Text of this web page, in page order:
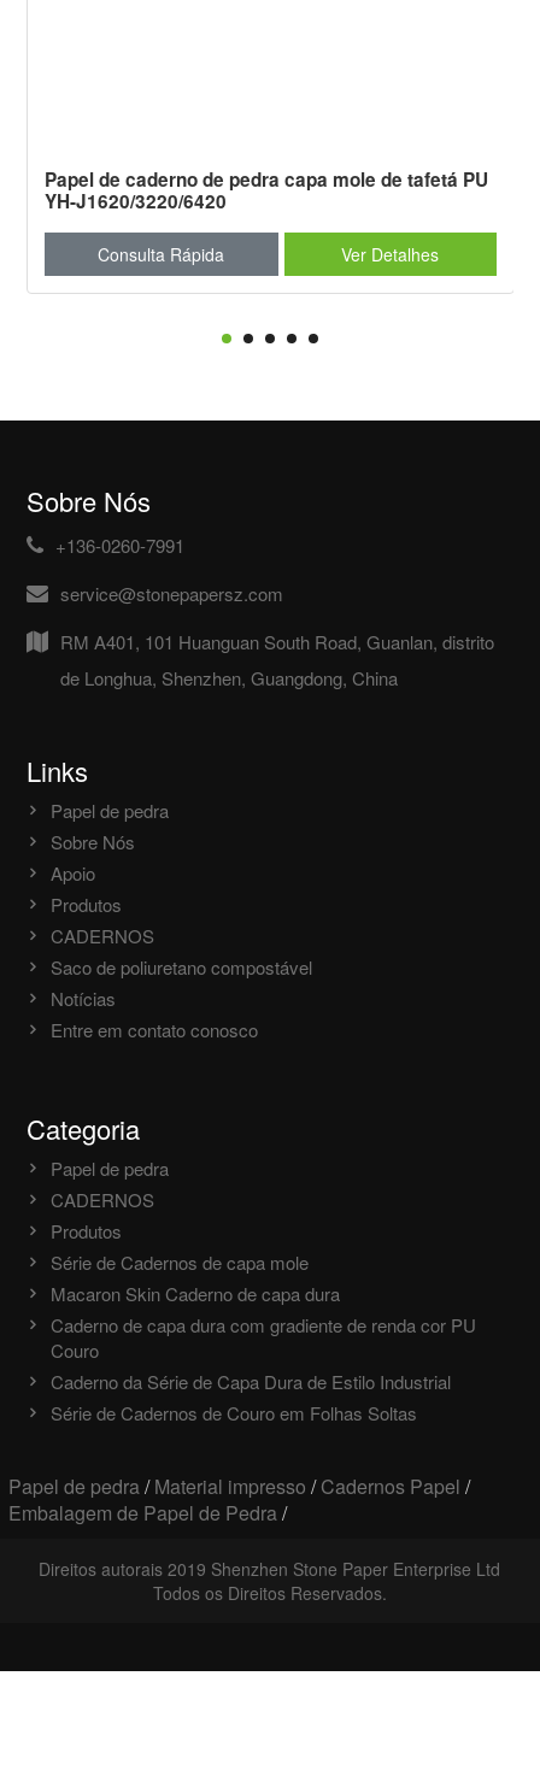
Papel de caderno de pedra capa mole de tafetá PU
YH-J1620/3220/6420
Consulta Rápida Ver Detalhes
Sobre Nós
+136-0260-7991
service@stonepapersz.com
RM A401, 101 Huanguan South Road, Guanlan, distrito
de Longhua, Shenzhen, Guangdong, China
Links
Papel de pedra
Sobre Nós
Apoio
Produtos
CADERNOS
Saco de poliuretano compostável
Notícias
Entre em contato conosco
Categoria
Papel de pedra
CADERNOS
Produtos
Série de Cadernos de capa mole
Macaron Skin Caderno de capa dura
Caderno de capa dura com gradiente de renda cor PU
Couro
Caderno da Série de Capa Dura de Estilo Industrial
Série de Cadernos de Couro em Folhas Soltas
Papel de pedra/Material impresso /Cadernos Papel /
Embalagem de Papel de Pedra/
Direitos autorais 2019 Shenzhen Stone Paper Enterprise Ltd
Todos os Direitos Reservados.